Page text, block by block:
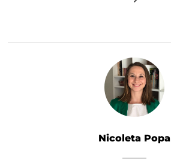
Nicoleta Popa